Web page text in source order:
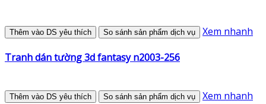
Thêm vào DS yêu thích So sánh sản phẩm dịch vụ Xem nhanh
Tranh dán tường 3d fantasy n2003-256
Thêm vào DS yêu thích So sánh sản phẩm dịch vụ Xem nhanh